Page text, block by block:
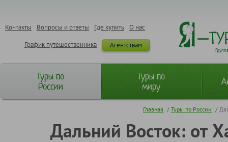
О нас
Где купить
Вопросы и ответы
Контакты
Агентствам
График путешественника
Туры по
России
Туры по
миру
Главная / Туры по России /
Дальний Восток: от